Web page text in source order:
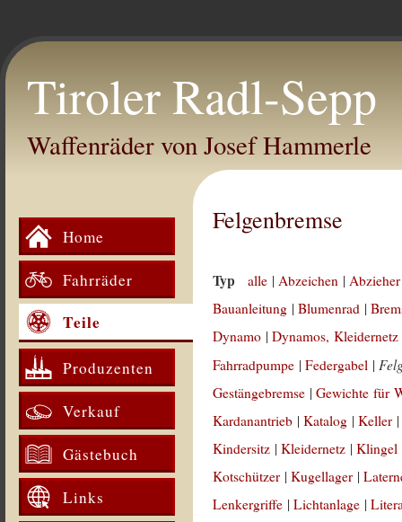
Tiroler Radl-Sepp
Waffenräder von Josef Hammerle
Home
Fahrräder
Teile
Produzenten
Verkauf
Gästebuch
Links
Felgenbremse
Typ alle |Abzeichen |
Bauanleitung |Blumenrad |
Dynamo |Dynamos, Kleidernetz
Fahrradpumpe |Federgabel |
Gestängebremse |Gewichte für
Kardanantrieb |Katalog |Keller
Kindersitz |Kleidernetz |Klingel
Kotschützer |Kugellager |
Lenkergriffe |Lichtanlage |